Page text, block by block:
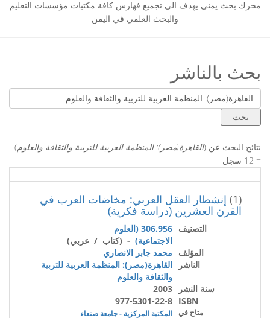
محرك بحث يمني يهدف الى تجميع فهارس كافة مكتبات مؤسسات التعليم
والبحث العلمي في اليمن
بحث بالناشر
نتائج البحث عن (القاهرة(مصر): المنظمة العربية للتربية والثقافة والعلوم)
= 12 سجل
(1) إنشطار العقل العربي: مخاضات العرب في
القرن العشرين (دراسة فكرية)
التصنيف
306.956 (العلوم
الاجتماعية) - (كتاب / عربي)
المؤلف
محمد جابر الانصاري
الناشر
القاهرة(مصر): المنظمة العربية للتربية
والثقافة والعلوم
سنة النشر
2003
ISBN
977-5301-22-8
متاح في المكتبة المركزية - جامعة صنعاء